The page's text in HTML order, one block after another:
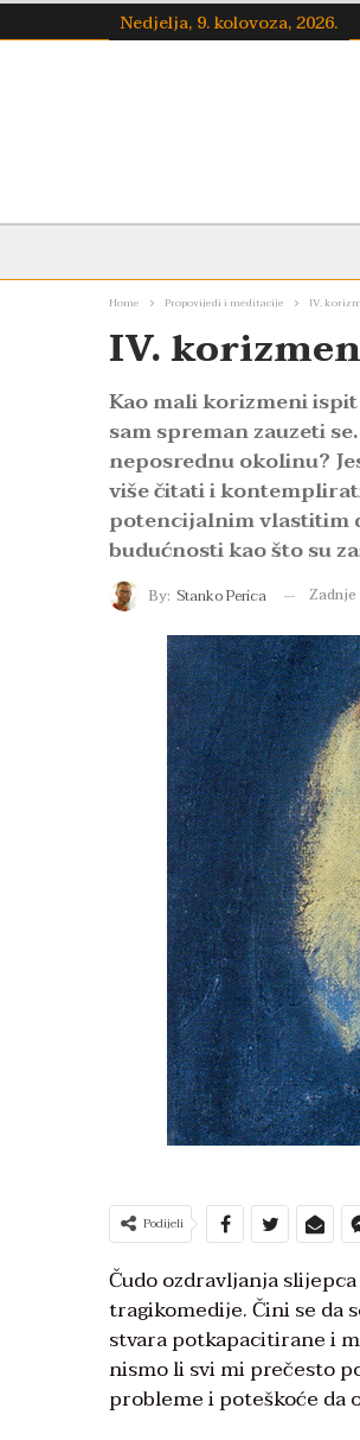
Nedjelja, 9. kolovoza, 2026.
Home Propovijedi i meditacije IV.
IV.
Kao mali korizmeni
sam spreman zauzeti
neposrednu okolinu?
više čitati i
potencijalnim vlastitim
budućnosti kao što su
By: Stanko Perica
Podijeli
Čudo ozdravljanja
tragikomedije. Čini se da
stvara potkapacitirane i
nismo li svi mi prečesto
probleme i poteškoće da